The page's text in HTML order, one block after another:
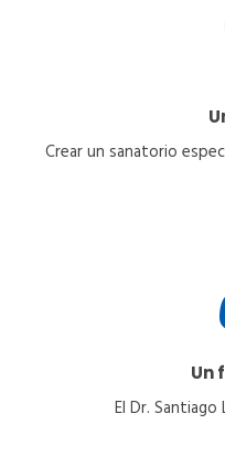
Crear un sanatorio
Un
El Dr. Santiago